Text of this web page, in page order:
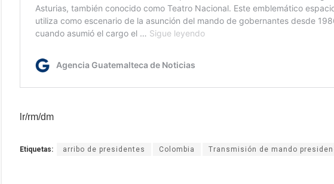
lr/rm/dm
Etiquetas: arribo de presidentes Colombia Transmisión de mando